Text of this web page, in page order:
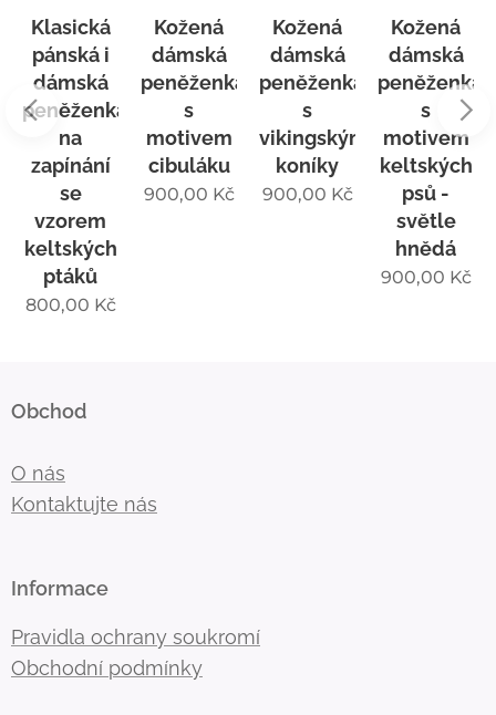
i
Kč
Kožená
dámská
peněženka
motivem
cibuláku
900,00Kč
Kožená
dámská
peněženka
vikingskými
koníky
900,00Kč
Kožená
dámská
peněženka
motivem
keltských
psů -
světle
hnědá
900,00Kč
Obchod
O nás
Kontaktujte nás
Informace
Pravidla ochrany soukromí
Obchodní podmínky